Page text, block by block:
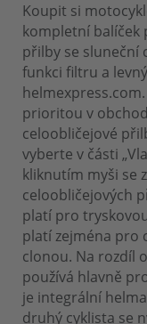
Koupit si
kompletní balíček
přilby se sluneční
funkci filtru a
prioritou v
celoobličejové
vyberte v části
kliknutím myši se
celoobličejových
platí pro
platí zejména pro
clonou. Na rozdíl
používá hlavně
je integrální
druhý cyklista se